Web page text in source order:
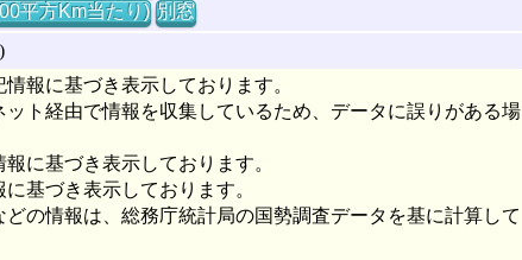
平方Km当たり) 別窓
報に基づき表示しております。
ト経由で情報を収集しているため、データに誤りがある場
に基づき表示しております。
基づき表示しております。
の情報は、総務庁統計局の国勢調査データを基に計算して